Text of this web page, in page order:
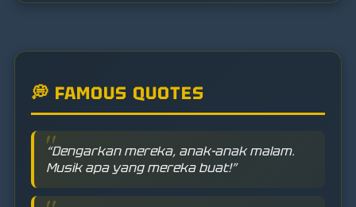
💭 FAMOUS QUOTES
“Dengarkan mereka, anak-anak malam.
Musik apa yang mereka buat!”